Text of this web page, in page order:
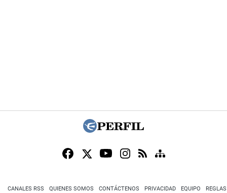
CANALES RSS QUIENES SOMOS CONTÁCTENOS PRIVACIDAD EQUIPO